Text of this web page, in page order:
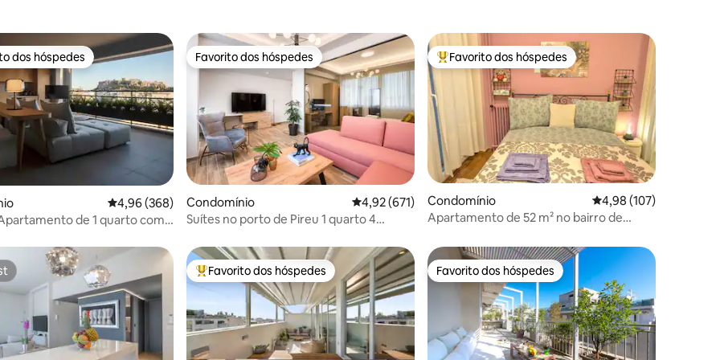
em 5 estrelas, 391avaliações
dos hóspedes mais apreciados
dos hóspedes
Classificação média de 4,96 em 5 estrelas, 368avaliações
4,96 (368)
de 1 quarto com
Favorito dos hóspedes
Favorito dos hóspedes
Condomínio Classificação média de 4,92 em 5 estrelas, 671avaliações
4,92 (671)
Suítes no porto de Pireu 1 quarto 4
Favoritos dos hóspedes mais apreciados
Favorito dos hóspedes
Condomínio Classificação média
4,98 (107)
Apartamento de 52 m² no bairro de
Favoritos dos hóspedes mais apreciados
Favorito dos hóspedes Favorito dos hóspedes
Favorito dos hóspedes